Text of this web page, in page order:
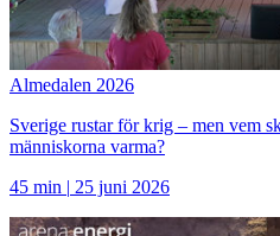
Almedalen 2026
Sverige rustar för krig – men vem
människorna varma?
45 min | 25 juni 2026